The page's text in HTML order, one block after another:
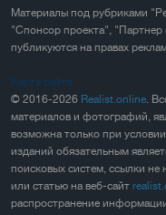
Материалы под рубриками
"Спонсор проекта",
публикуются на правах
Карта сайта
© 2016-2026 Realist.online.
материалов и фотографий,
возможна только при
изданий обязательным
поисковых систем, ссылки не
или статью на веб-сайт
распространение